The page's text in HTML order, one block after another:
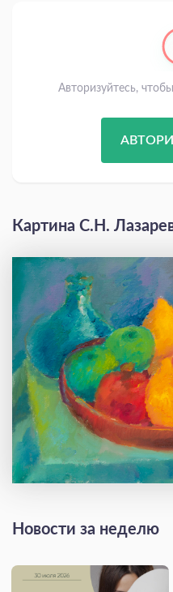
Авторизуйтесь,
Картина С.Н.
Новости за неделю